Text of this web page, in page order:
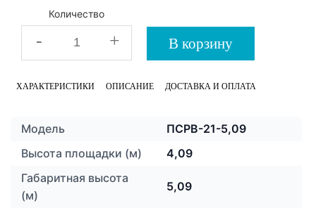
Количество
+
- В корзину
ХАРАКТЕРИСТИКИ ОПИСАНИЕ ДОСТАВКА И ОПЛАТА
Модель
ПСРВ-21-5,09
Высота площадки (м)
4,09
Габаритная высота
(м)
5,09